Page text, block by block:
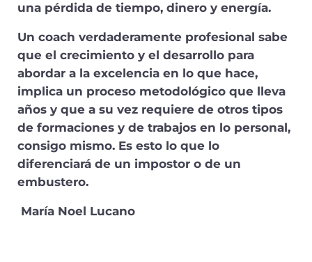
una pérdida de tiempo, dinero y energía.
Un coach verdaderamente profesional sabe
que el crecimiento y el desarrollo para
abordar a la excelencia en lo que hace,
implica un proceso metodológico que lleva
años y que a su vez requiere de otros tipos
de formaciones y de trabajos en lo personal,
consigo mismo. Es esto lo que lo
diferenciará de un impostor o de un
embustero.
María Noel Lucano